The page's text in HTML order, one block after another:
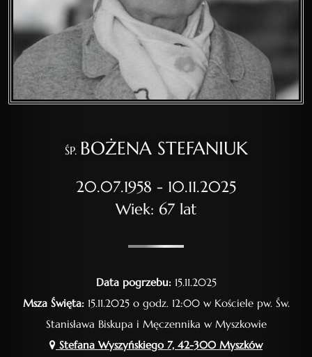
ŚP. BOŻENA STEFANIUK
20.07.1958 - 10.11.2025
Wiek: 67 lat
Data pogrzebu:15.11.2025
Msza Święta:15.11.2025 o godz. 12:00 w Kościele pw. Św.
Stanisława Biskupa i Męczennika w Myszkowie
Stefana Wyszyńskiego 7, 42-300 Myszków